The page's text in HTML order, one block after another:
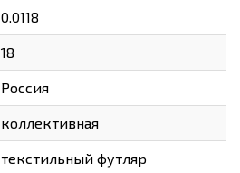
0.0118
18
Россия
коллективная
текстильный футляр